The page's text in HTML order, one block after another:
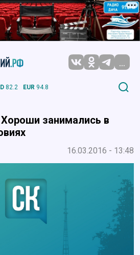
...
82.2 EUR 94.8
занимались в
16.03.2016 - 13:48